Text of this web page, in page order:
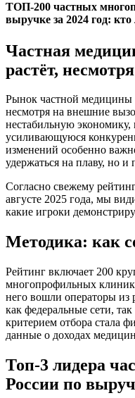
ТОП-200 частных
выручке за 2024 год:
Частная
растёт,
Рынок частной медицины
несмотря на внешние
нестабильную
усиливающуюся
изменений особенно
удержаться на плаву, но и
Согласно свежему
августе 2025 года, мы
какие игроки
Методика: как
Рейтинг включает 200
многопрофильных
него вошли операторы из
как федеральные сети,
критерием отбора стала
данные о доходах
Топ-3 лидера
России по